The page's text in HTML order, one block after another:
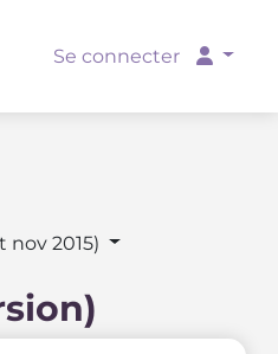
Se connecter
nov 2015)